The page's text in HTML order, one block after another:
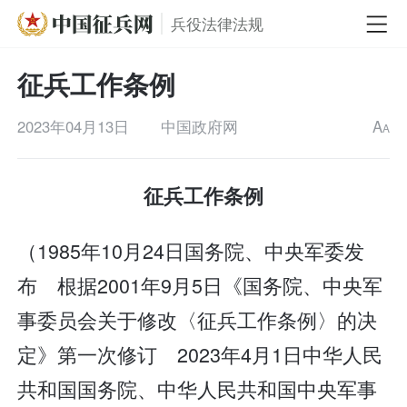
兵役法律法规
征兵工作条例
2023年04月13日 中国政府网 AA
征兵工作条例
（1985年10月24日国务院、中央军委发
布 根据2001年9月5日《国务院、中央军
事委员会关于修改〈征兵工作条例〉的决
定》第一次修订 2023年4月1日中华人民
共和国国务院、中华人民共和国中央军事